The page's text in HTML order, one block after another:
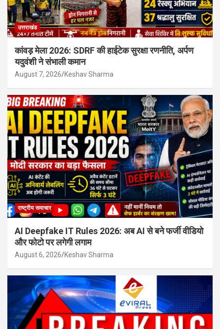
उत्तराखंड
कांवड़ मेला 2026: SDRF की हाईटेक सुरक्षा रणनीति, अर्पण
यदुवंशी ने संभाली कमान
August 7, 2026 Keshav Sharma
राष्ट्रीय समाचार
AI Deepfake IT Rules 2026: अब AI से बने फर्जी वीडियो
और फोटो पर लगेगी लगाम
August 6, 2026 Keshav Sharma